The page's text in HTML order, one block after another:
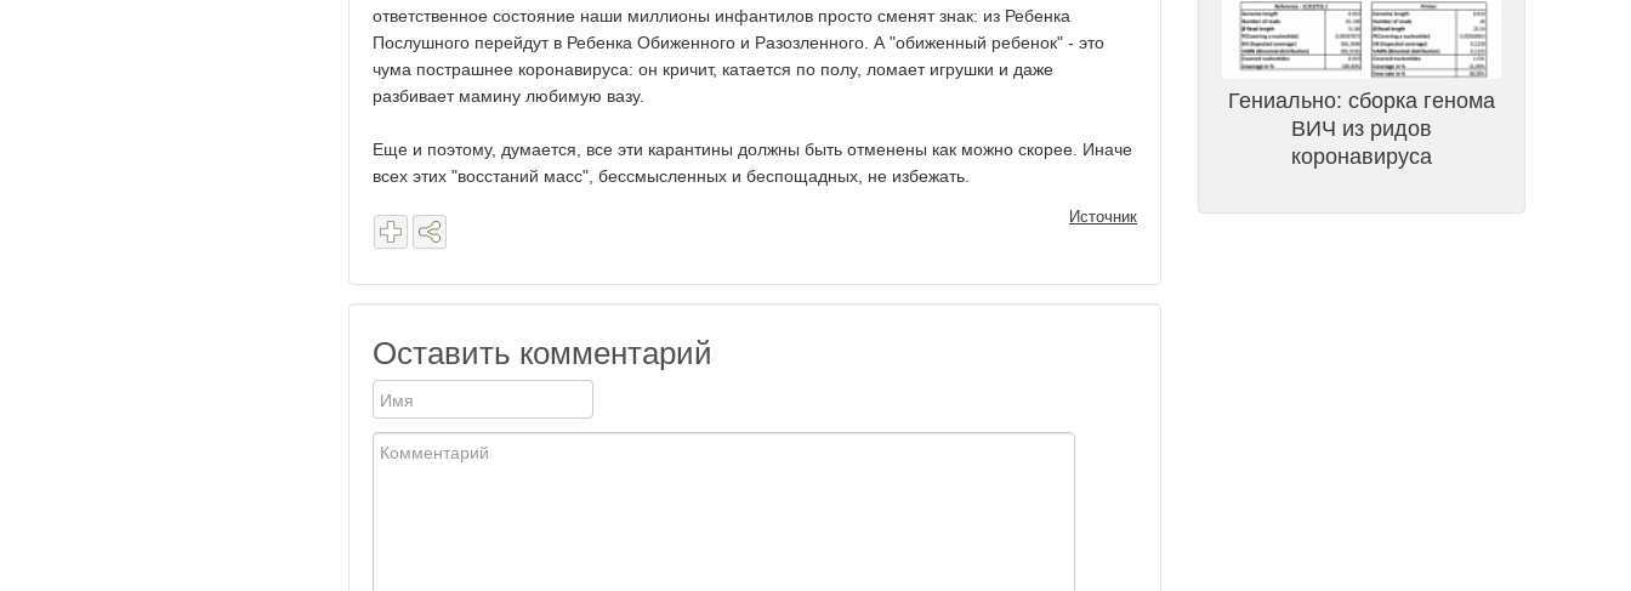
ответственное состояние наши миллионы инфантилов просто сменят знак: из Ребенка
Послушного перейдут в Ребенка Обиженного и Разозленного. А "обиженный ребенок" - это
чума пострашнее коронавируса: он кричит, катается по полу, ломает игрушки и даже
разбивает мамину любимую вазу.
Еще и поэтому, думается, все эти карантины должны быть отменены как можно скорее. Иначе
всех этих "восстаний масс", бессмысленных и беспощадных, не избежать.
Источник
Оставить комментарий
Гениально: сборка генома
ВИЧ из ридов
коронавируса